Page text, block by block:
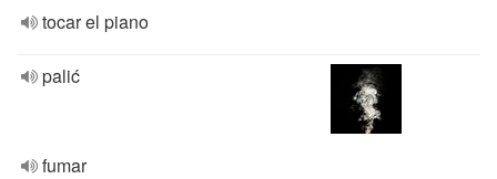
tocar el piano
palić
fumar